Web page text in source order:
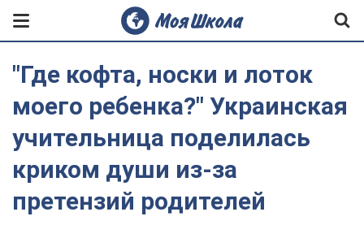
"Где кофта, носки и лоток
моего ребенка?" Украинская
учительница поделилась
криком души из-за
претензий родителей